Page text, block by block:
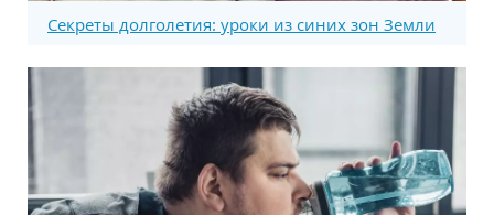
Секреты долголетия: уроки из синих зон Земли